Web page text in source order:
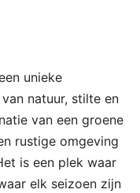
unieke
natuur, stilte en
van een groene
rustige omgeving
is een plek waar
elk seizoen zijn